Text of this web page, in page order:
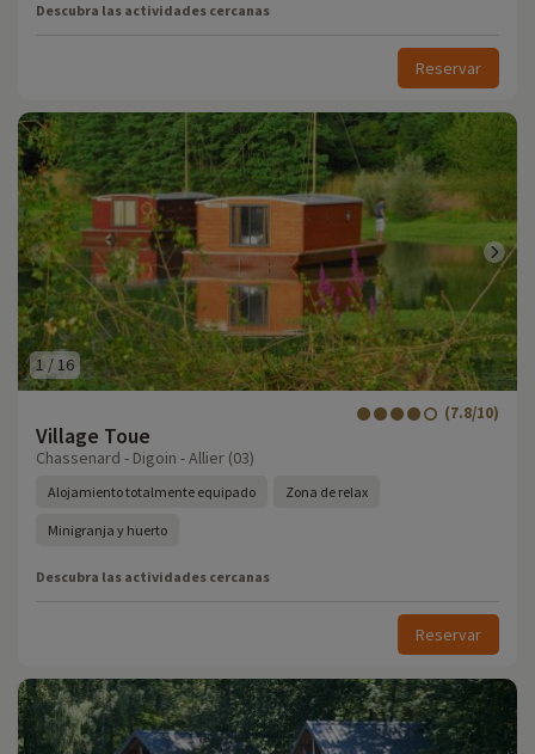
Descubra las actividades cercanas
Reservar
1 /16
Village Toue
(7.8/10)
Chassenard - Digoin - Allier (03)
Alojamiento totalmente equipado Zona de relax
Minigranja y huerto
Descubra las actividades cercanas
Reservar